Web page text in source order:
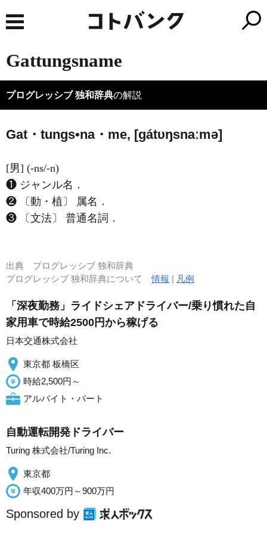
Gattungsname
プログレッシブ 独和辞典の解説
Gat・tungs•na・me, [ɡátυŋsnaːmə]
[男] (-ns/-n)
❶ ジャンル名．
❷ 〔動・植〕 属名．
❸ 〔文法〕 普通名詞．
出典 プログレッシブ 独和辞典
プログレッシブ 独和辞典について情報 | 凡例
「深夜勤務」ライドシェアドライバー/乗り慣れた自
家用車で時給2500円から稼げる
日本交通株式会社
東京都 板橋区
時給2,500円～
アルバイト・パート
自動運転開発ドライバー
Turing 株式会社/Turing Inc.
東京都
年収400万円～900万円
Sponsored by